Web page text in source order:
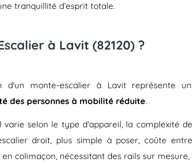
tranquillité d’esprit totale.
à Lavit (82120) ?
d'un monte-escalier à Lavit représente
des personnes à mobilité réduite.
varie selon le type d'appareil, la complexité
droit, plus simple à poser, coûte entre
colimaçon, nécessitant des rails sur